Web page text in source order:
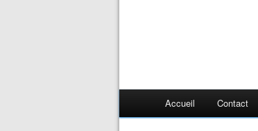
Accueil Contact